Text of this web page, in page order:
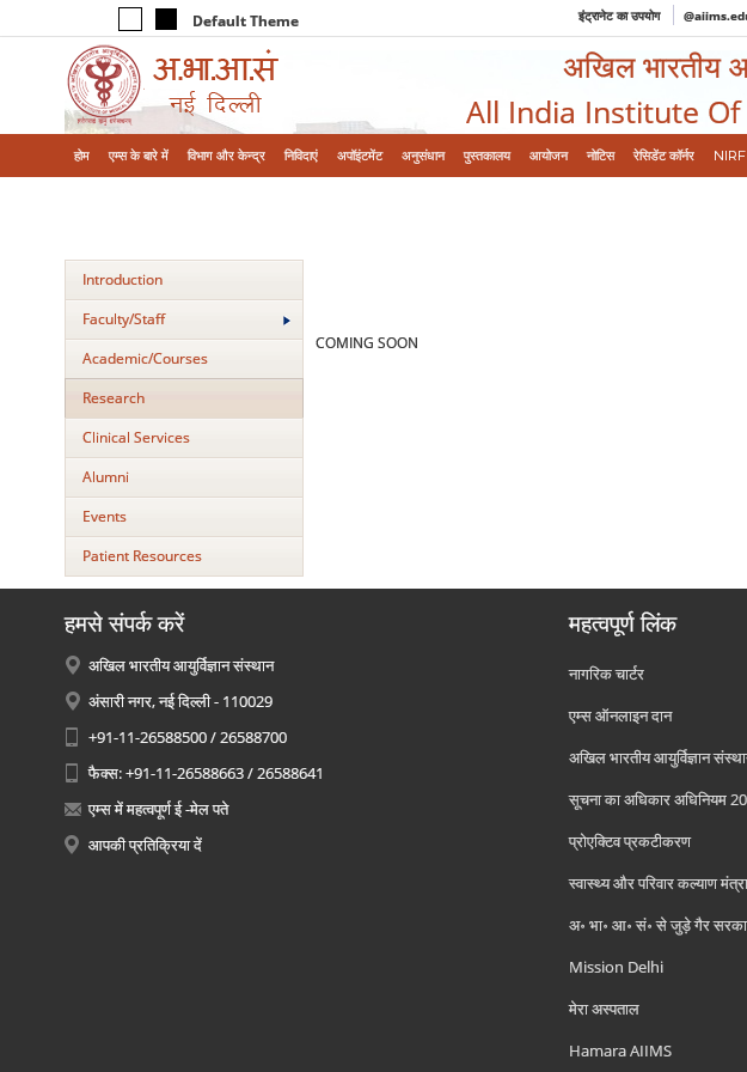
Default Theme इंट्रानेट का उपयोग
अखिल भारतीय
All India Institute
होम एम्‍स के बारे में विभाग और केन्‍द्र निविदाएं अपॉइंटमेंट अनुसंधान पुस्तकालय आयोजन नोटिस रेसिडेंट कॉर्नर NIRF
Introduction
Faculty/Staff
Academic/Courses
Research
Clinical Services
Alumni
Events
Patient Resources
COMING SOON
हमसे संपर्क करें
अखिल भारतीय आयुर्विज्ञान संस्थान
अंसारी नगर, नई दिल्ली - 110029
+91-11-26588500 / 26588700
फैक्स: +91-11-26588663 / 26588641
एम्स में महत्वपूर्ण ई -मेल पते
आपकी प्रतिक्रिया दें
महत्वपूर्ण लिंक
नागरिक चार्टर
एम्स ऑनलाइन दान
अखिल भारतीय आयुर्विज्ञान
सूचना का अधिकार अधिनियम
प्रोएक्टिव प्रकटीकरण
स्वास्थ्य और परिवार कल्याण
अ॰ भा॰ आ॰ सं॰ से जुड़े गैर
Mission Delhi
मेरा अस्पताल
Hamara AIIMS